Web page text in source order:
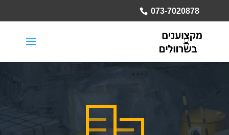
073-7020878